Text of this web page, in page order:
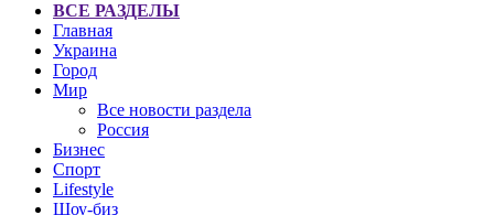
ВСЕ РАЗДЕЛЫ
Главная
Украина
Город
Мир
Все новости раздела
Россия
Бизнес
Спорт
Lifestyle
Шоу-биз